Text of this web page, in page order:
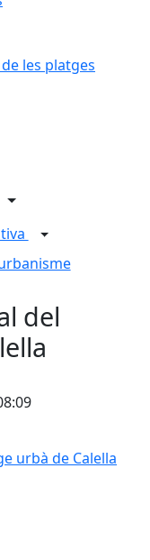
les platges
del
urbà de Calella